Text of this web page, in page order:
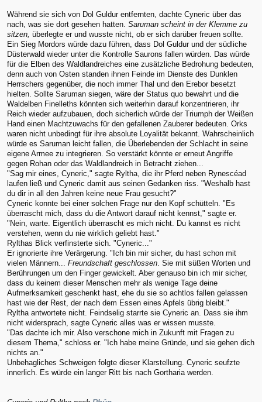
Während sie sich von Dol Guldur entfernten, dachte Cyneric über das
nach, was sie dort gesehen hatten. Saruman scheint in der Klemme zu
sitzen, überlegte er und wusste nicht, ob er sich darüber freuen sollte.
Ein Sieg Mordors würde dazu führen, dass Dol Guldur und der südliche
Düsterwald wieder unter die Kontrolle Saurons fallen würden. Das würde
für die Elben des Waldlandreiches eine zusätzliche Bedrohung bedeuten,
denn auch von Osten standen ihnen Feinde im Dienste des Dunklen
Herrschers gegenüber, die noch immer Thal und den Erebor besetzt
hielten. Sollte Saruman siegen, wäre der Status quo bewahrt und die
Waldelben Finelleths könnten sich weiterhin darauf konzentrieren, ihr
Reich wieder aufzubauen, doch sicherlich würde der Triumph der Weißen
Hand einen Machtzuwachs für den gefallenen Zauberer bedeuten. Orks
waren nicht unbedingt für ihre absolute Loyalität bekannt. Wahrscheinlich
würde es Saruman leicht fallen, die Überlebenden der Schlacht in seine
eigene Armee zu integrieren. So verstärkt könnte er erneut Angriffe
gegen Rohan oder das Waldlandreich in Betracht ziehen...
"Sag mir eines, Cyneric," sagte Ryltha, die ihr Pferd neben Rynescéad
laufen ließ und Cyneric damit aus seinen Gedanken riss. "Weshalb hast
du dir in all den Jahren keine neue Frau gesucht?"
Cyneric konnte bei einer solchen Frage nur den Kopf schütteln. "Es
überrascht mich, dass du die Antwort darauf nicht kennst," sagte er.
"Nein, warte. Eigentlich überrascht es mich nicht. Du kannst es nicht
verstehen, wenn du nie wirklich geliebt hast."
Rylthas Blick verfinsterte sich. "Cyneric..."
Er ignorierte ihre Verärgerung. "Ich bin mir sicher, du hast schon mit
vielen Männern... Freundschaft geschlossen. Sie mit süßen Worten und
Berührungen um den Finger gewickelt. Aber genauso bin ich mir sicher,
dass du keinem dieser Menschen mehr als wenige Tage deine
Aufmerksamkeit geschenkt hast, ehe du sie so achtlos fallen gelassen
hast wie der Rest, der nach dem Essen eines Apfels übrig bleibt."
Ryltha antwortete nicht. Feindselig starrte sie Cyneric an. Dass sie ihm
nicht widersprach, sagte Cyneric alles was er wissen musste.
"Das dachte ich mir. Also verschone mich in Zukunft mit Fragen zu
diesem Thema," schloss er. "Ich habe meine Gründe, und sie gehen dich
nichts an."
Unbehagliches Schweigen folgte dieser Klarstellung. Cyneric seufzte
innerlich. Es würde ein langer Ritt bis nach Gortharia werden.